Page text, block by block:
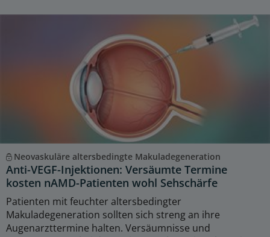
Neovaskuläre altersbedingte Makuladegeneration
Anti-VEGF-Injektionen: Versäumte Termine
kosten nAMD-Patienten wohl Sehschärfe
Patienten mit feuchter altersbedingter
Makuladegeneration sollten sich streng an ihre
Augenarzttermine halten. Versäumnisse und